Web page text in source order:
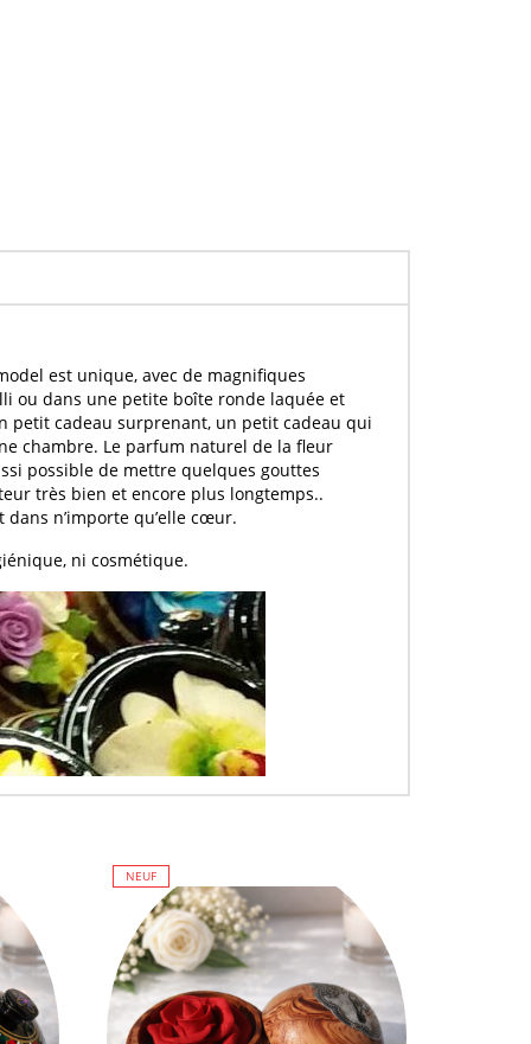
est unique, avec de magnifiques
ou dans une petite boîte ronde laquée et
petit cadeau surprenant, un petit cadeau qui
chambre. Le parfum naturel de la fleur
possible de mettre quelques gouttes
très bien et encore plus longtemps..
n’importe qu’elle cœur.
ni cosmétique.
NEUF